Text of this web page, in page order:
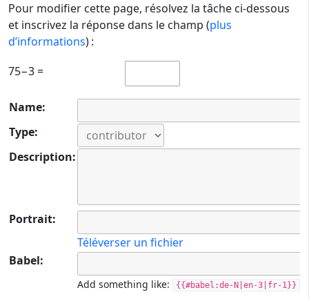
Pour modifier cette page, résolvez la tâche ci-dessous
et inscrivez la réponse dans le champ (plus
d’informations) :
75−3 =
Name:
Type:
Description:
Portrait:
Téléverser un fichier
Babel:
Add something like: {{#babel:de-N|en-3|fr-1}}